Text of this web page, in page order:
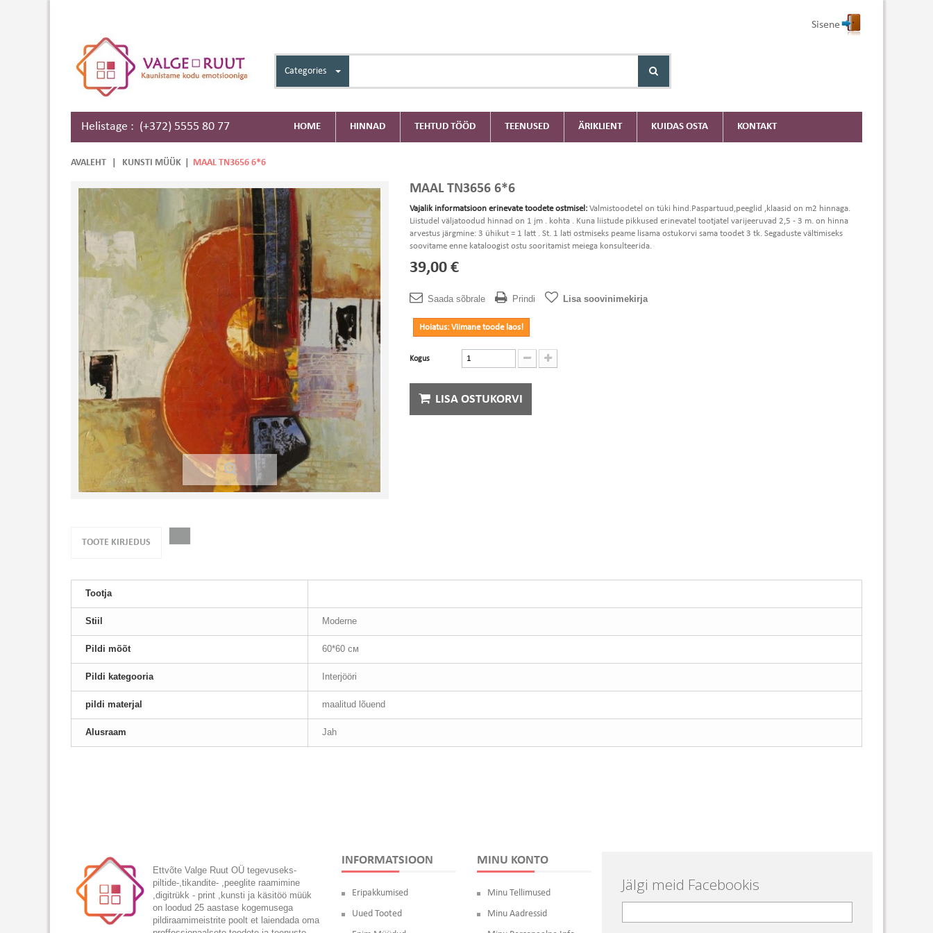
Sisene
Categories
Helistage : (+372) 5555 80 77 HOME HINNAD TEHTUD TÖÖD TEENUSED ÄRIKLIENT KUIDAS OSTA KONTAKT
AVALEHT KUNSTI MÜÜK MAAL TN3656 6*6
MAAL TN3656 6*6
Vajalik informatsioon erinevate toodete ostmisel: Valmistoodetel on tüki hind.Paspartuud,peeglid ,klaasid on m2 hinnaga.
Liistudel väljatoodud hinnad on 1 jm . kohta . Kuna liistude pikkused erinevatel tootjatel varijeeruvad 2,5 - 3 m. on hinna
arvestus järgmine: 3 ühikut = 1 latt . St. 1 lati ostmiseks peame lisama ostukorvi sama toodet 3 tk. Segaduste vältimiseks
soovitame enne kataloogist ostu sooritamist meiega konsulteerida.
39,00 €
Saada sõbrale Prindi Lisa soovinimekirja
Hoiatus: Viimane toode laos!
Kogus
LISA OSTUKORVI
TOOTE KIRJEDUS
Tootja
Stiil Moderne
Pildi mõõt 60*60 см
Pildi kategooria Interjööri
pildi materjal maalitud lõuend
Alusraam Jah
Ettvõte Valge Ruut OÜ tegevuseks-
piltide-,tikandite- ,peeglite raamimine
,digitrükk - print ,kunsti ja käsitöö müük
on loodud 25 aastase kogemusega
pildiraamimeistrite poolt et laiendada oma
INFORMATSIOON
Eripakkumised
Uued Tooted
MINU KONTO
Minu Tellimused
Minu Aadressid
Jälgi meid Facebookis